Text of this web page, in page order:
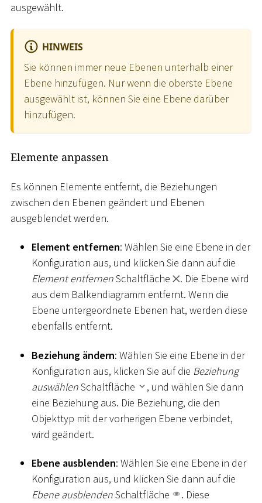
ausgewählt.
HINWEIS
Sie können immer neue Ebenen unterhalb einer
Ebene hinzufügen. Nur wenn die oberste Ebene
ausgewählt ist, können Sie eine Ebene darüber
hinzufügen.
Elemente anpassen
Es können Elemente entfernt, die Beziehungen
zwischen den Ebenen geändert und Ebenen
ausgeblendet werden.
Element entfernen: Wählen Sie eine Ebene in der
Konfiguration aus, und klicken Sie dann auf die
Element entfernenSchaltfläche
. Die Ebene wird
aus dem Balkendiagramm entfernt. Wenn die
Ebene untergeordnete Ebenen hat, werden diese
ebenfalls entfernt.
Beziehung ändern: Wählen Sie eine Ebene in der
Konfiguration aus, klicken Sie auf die Beziehung
auswählenSchaltfläche
, und wählen Sie dann
eine Beziehung aus. Die Beziehung, die den
Objekttyp mit der vorherigen Ebene verbindet,
wird geändert.
Ebene ausblenden: Wählen Sie eine Ebene in der
Konfiguration aus, und klicken Sie dann auf die
Ebene ausblendenSchaltfläche
. Diese